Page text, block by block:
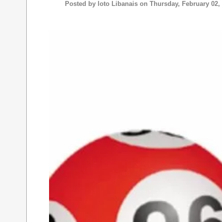
Posted by loto Libanais on Thursday, February 02,